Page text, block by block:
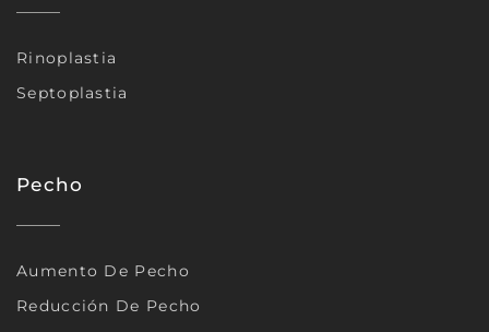
Rinoplastia
Septoplastia
Pecho
Aumento De Pecho
Reducción De Pecho